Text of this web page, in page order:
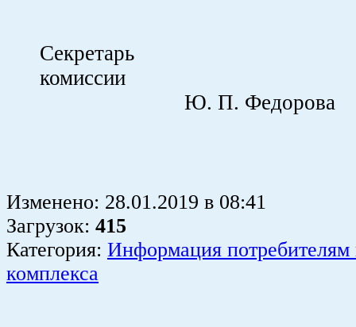
Секретарь
Ю. П. Федорова
Изменено: 28.01.2019 в 08:41
Загрузок: 415
Категория: Информация потребителям
комплекса